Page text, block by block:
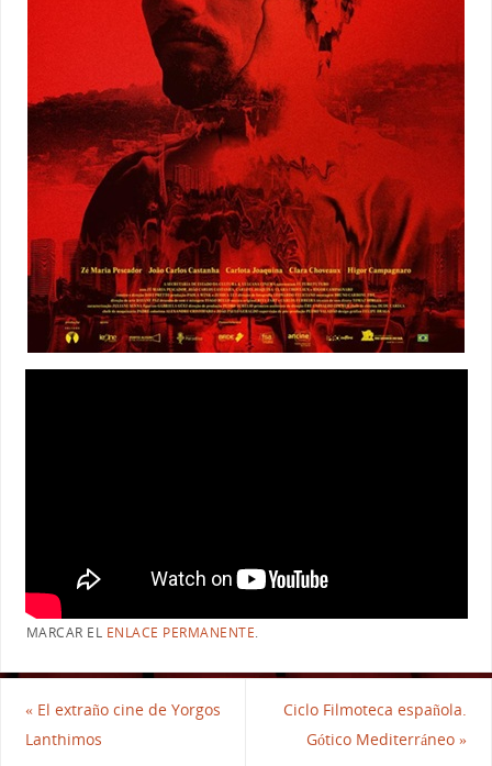
MARCAR EL ENLACE PERMANENTE.
«El extraño cine de Yorgos
Lanthimos
Ciclo Filmoteca española.
Gótico Mediterráneo»